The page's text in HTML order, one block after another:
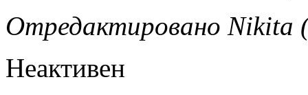
Отредактировано Nikita
Неактивен